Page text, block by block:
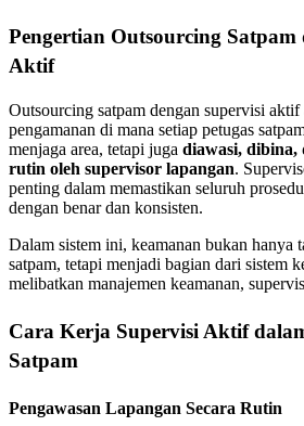
Pengertian Outsourcing Satpam
Aktif
Outsourcing satpam dengan supervisi aktif
pengamanan di mana setiap petugas
menjaga area, tetapi juga diawasi, dibina,
rutin oleh supervisor lapangan.
penting dalam memastikan seluruh
dengan benar dan konsisten.
Dalam sistem ini, keamanan bukan hanya
satpam, tetapi menjadi bagian dari sistem
melibatkan manajemen keamanan,
Cara Kerja Supervisi Aktif
Satpam
Pengawasan Lapangan Secara Rutin